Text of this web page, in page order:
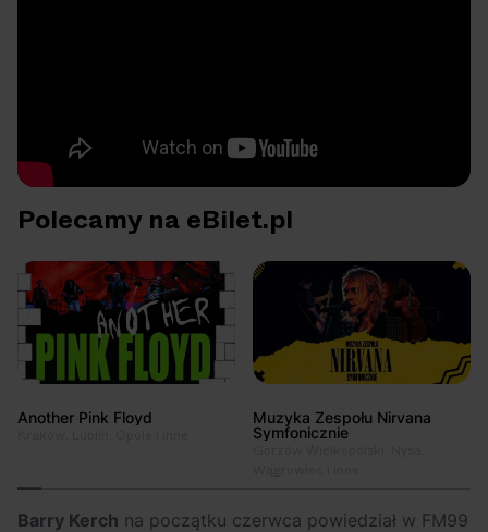
Polecamy na eBilet.pl
Another Pink Floyd
Muzyka Zespołu Nirvana
Symfonicznie
Barry Kerch na początku czerwca powiedział w FM99